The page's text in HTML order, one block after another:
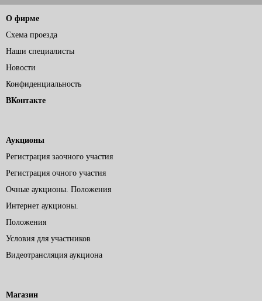
О фирме
Схема проезда
Наши специалисты
Новости
Конфиденциальность
ВКонтакте
Аукционы
Регистрация заочного участия
Регистрация очного участия
Очные аукционы. Положения
Интернет аукционы.
Положения
Условия для участников
Видеотрансляция аукциона
Магазин